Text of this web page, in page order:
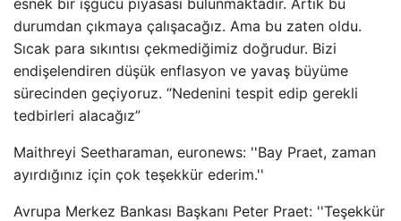
esnek bir işgücü piyasası bulunmaktadır. Artık bu
durumdan çıkmaya çalışacağız. Ama bu zaten oldu.
Sıcak para sıkıntısı çekmediğimiz doğrudur. Bizi
endişelendiren düşük enflasyon ve yavaş büyüme
sürecinden geçiyoruz. “Nedenini tespit edip gerekli
tedbirleri alacağız”
Maithreyi Seetharaman, euronews: ''Bay Praet, zaman
ayırdığınız için çok teşekkür ederim.''
Avrupa Merkez Bankası Başkanı Peter Praet: ''Teşekkür